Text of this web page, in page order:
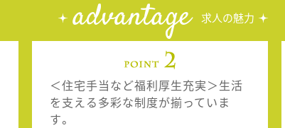
advantage 求人の魅力
＜住宅手当など福利厚生充実＞生活
を支える多彩な制度が揃っていま
す。